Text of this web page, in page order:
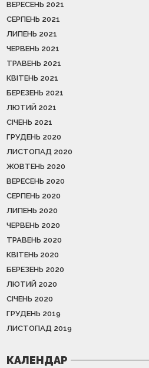
ВЕРЕСЕНЬ 2021
СЕРПЕНЬ 2021
ЛИПЕНЬ 2021
ЧЕРВЕНЬ 2021
ТРАВЕНЬ 2021
КВІТЕНЬ 2021
БЕРЕЗЕНЬ 2021
ЛЮТИЙ 2021
СІЧЕНЬ 2021
ГРУДЕНЬ 2020
ЛИСТОПАД 2020
ЖОВТЕНЬ 2020
ВЕРЕСЕНЬ 2020
СЕРПЕНЬ 2020
ЛИПЕНЬ 2020
ЧЕРВЕНЬ 2020
ТРАВЕНЬ 2020
КВІТЕНЬ 2020
БЕРЕЗЕНЬ 2020
ЛЮТИЙ 2020
СІЧЕНЬ 2020
ГРУДЕНЬ 2019
ЛИСТОПАД 2019
КАЛЕНДАР